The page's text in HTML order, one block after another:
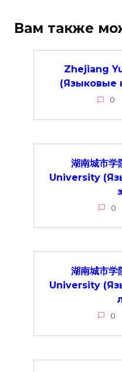
Вам также
Zhejiang
(Языковые
0
湖南城市
University
0
湖南城市
University
0